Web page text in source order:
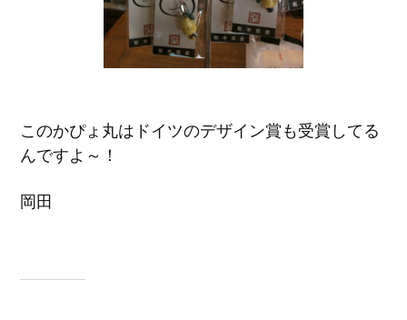
このかぴょ丸はドイツのデザイン賞も受賞してる
んですよ～！
岡田